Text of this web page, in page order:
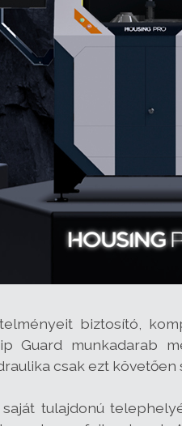
biztosító,
Guard
csak ezt
tulajdonú